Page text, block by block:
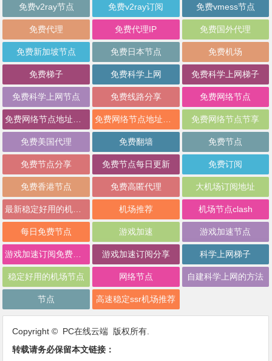
免费v2ray节点 免费v2ray订阅 免费vmess节点
免费代理 免费代理IP 免费国外代理
免费新加坡节点 免费日本节点 免费机场
免费梯子 免费科学上网 免费科学上网梯子
免费科学上网节点 免费线路分享 免费网络节点
免费网络节点节享
免费美国代理 免费翻墙 免费节点
免费节点分享 免费节点每日更新 免费订阅
免费香港节点 免费高匿代理 大机场订阅地址
机场推荐 机场节点clash
每日免费节点 游戏加速 游戏加速节点
游戏加速订阅分享 科学上网梯子
稳定好用的机场节点 网络节点 自建科学上网的方法
节点 高速稳定ssr机场推荐
Copyright © PC在线云端 版权所有.
转载请务必保留本文链接：